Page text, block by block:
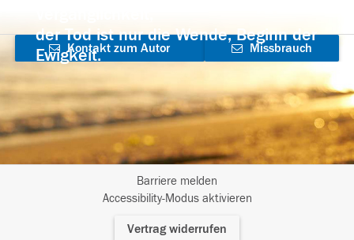
der Tod ist nur die Wende, Beginn der
Ewigkeit.
Kontakt zum Autor
aufnehmen
Missbrauch
Barriere melden
Accessibility-Modus aktivieren
Vertrag widerrufen